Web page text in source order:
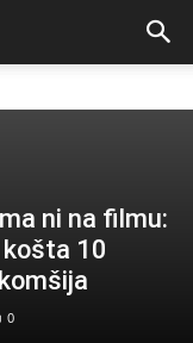
ni na filmu:
10
0